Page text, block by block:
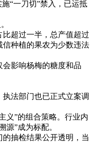
“一刀切”禁入，已运抵
超过一半，总产值超过
信种植的果农为少数违法
影响杨梅的糖度和品
法部门也已正式立案调
义”的组合策略。行业内
”成为标配。
抽检结果公开透明，当